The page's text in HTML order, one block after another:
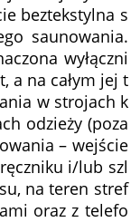
beztekstylna s
saunowania.
wyłączni
a na całym jej t
w strojach k
odzieży (poza
– wejście
i/lub szl
na teren stref
oraz z telefo